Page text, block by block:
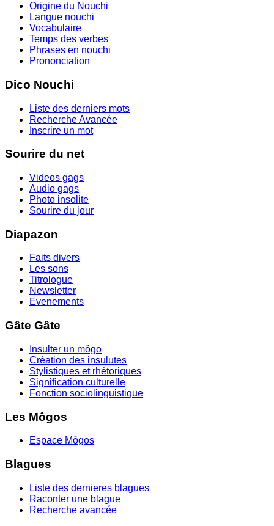
Origine du Nouchi
Langue nouchi
Vocabulaire
Temps des verbes
Phrases en nouchi
Prononciation
Dico Nouchi
Liste des derniers mots
Recherche Avancée
Inscrire un mot
Sourire du net
Videos gags
Audio gags
Photo insolite
Sourire du jour
Diapazon
Faits divers
Les sons
Titrologue
Newsletter
Evenements
Gâte Gâte
Insulter un môgo
Création des insulutes
Stylistiques et rhétoriques
Signification culturelle
Fonction sociolinguistique
Les Môgos
Espace Môgos
Blagues
Liste des dernieres blagues
Raconter une blague
Recherche avancée